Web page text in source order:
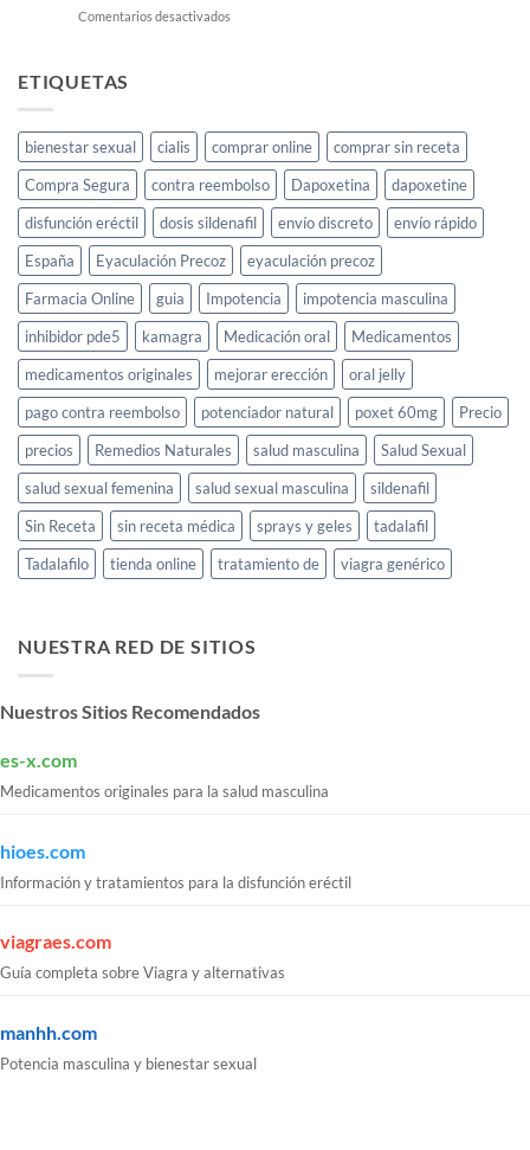
comprarlo
Comentarios desactivados
sexual
femenino:
guía
completa
ETIQUETAS
bienestar sexual cialis comprar online
comprar sin receta
Compra Segura
contra reembolso Dapoxetina
dapoxetine
disfunción eréctil
dosis sildenafil envío discreto
envío rápido
España
Eyaculación Precoz
eyaculación precoz
Farmacia Online
guia Impotencia
impotencia masculina
inhibidor pde5
kamagra Medicación oral
Medicamentos
medicamentos originales
mejorar erección
oral jelly
pago contra reembolso
potenciador natural poxet 60mg
Precio
precios
Remedios Naturales salud masculina
Salud Sexual
salud sexual femenina
salud sexual masculina
sildenafil
Sin Receta
sin receta médica sprays y geles
tadalafil
Tadalafilo
tienda online tratamiento de viagra genérico
NUESTRA RED DE SITIOS
Nuestros Sitios Recomendados
es-x.com
Medicamentos originales para la salud masculina
hioes.com
Información y tratamientos para la disfunción eréctil
viagraes.com
Guía completa sobre Viagra y alternativas
manhh.com
Potencia masculina y bienestar sexual